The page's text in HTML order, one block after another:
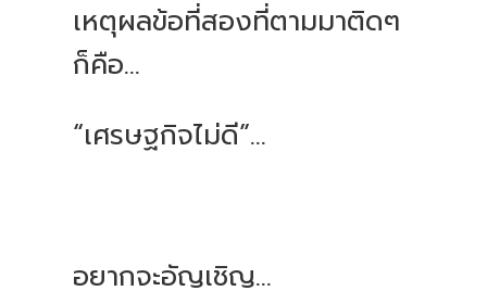
เหตุผลข้อที่สองที่ตามมาติดๆ
ก็คือ...
“เศรษฐกิจไม่ดี”...
อยากจะอัญเชิญ...